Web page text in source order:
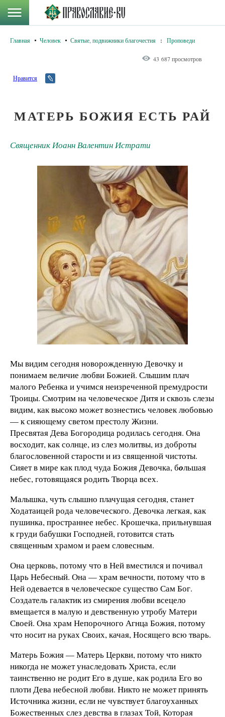
Главная Человек Святые, подвижники благочестия : Проповеди
43 687 просмотров
Нравится
МАТЕРЬ БОЖИЯ ЕСТЬ РАЙ
Священник Иоанн Валентин Истрати
Мы видим сегодня новорожденную Девочку и
понимаем величие любви Божией. Слышим плач
малого Ребенка и учимся неизреченной премудрости
Троицы. Смотрим на человеческое Дитя и сквозь слезы
видим, как высоко может вознестись человек любовью
— к сияющему светом престолу Жизни.
Пресвятая Дева Богородица родилась сегодня. Она
восходит, как солнце, из слез молитвы, из доброты
благословенной старости и из священной чистоты.
Сияет в мире как плод чуда Божия Девочка, большая
небес, готовящаяся родить Творца всех.
Малышка, чуть слышно плачущая сегодня, станет
Ходатаицей рода человеческого. Девочка легкая, как
пушинка, пространнее небес. Крошечка, прильнувшая
к груди бабушки Господней, готовится стать
священным храмом и раем словесным.
Она церковь, потому что в Ней вместился и почивал
Царь Небесный. Она — храм вечности, потому что в
Ней одевается в человеческое существо Сам Бог.
Создатель галактик из смирения любви всецело
вмещается в малую и девственную утробу Матери
Своей. Она храм Непорочного Агнца Божия, потому
что носит на руках Своих, качая, Носящего всю тварь.
Матерь Божия — Матерь Церкви, потому что никто
никогда не может унаследовать Христа, если
таинственно не родит Его в душе, как родила Его во
плоти Дева небесной любви. Никто не может принять
Источника жизни, если не чувствует благоуханных
Божественных слез девства в глазах Той, Которая